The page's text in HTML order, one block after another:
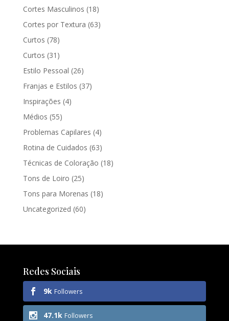
Cortes Masculinos (18)
Cortes por Textura (63)
Curtos (78)
Curtos (31)
Estilo Pessoal (26)
Franjas e Estilos (37)
Inspirações (4)
Médios (55)
Problemas Capilares (4)
Rotina de Cuidados (63)
Técnicas de Coloração (18)
Tons de Loiro (25)
Tons para Morenas (18)
Uncategorized (60)
Redes Sociais
9k Followers
47.1k Followers